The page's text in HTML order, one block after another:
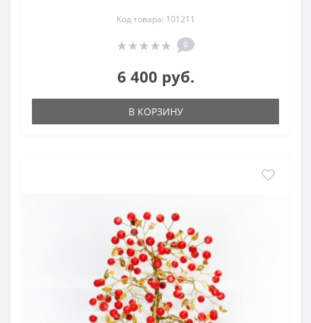
Код товара: 101211
0
6 400 руб.
В КОРЗИНУ